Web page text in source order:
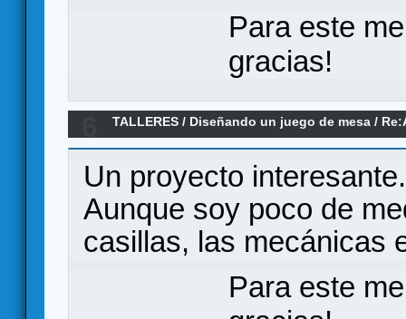
Para este
gracias!
TALLERES / Diseñando un juego de mesa /
Un proyecto
Aunque soy poco de
casillas, las mecánicas
Para este